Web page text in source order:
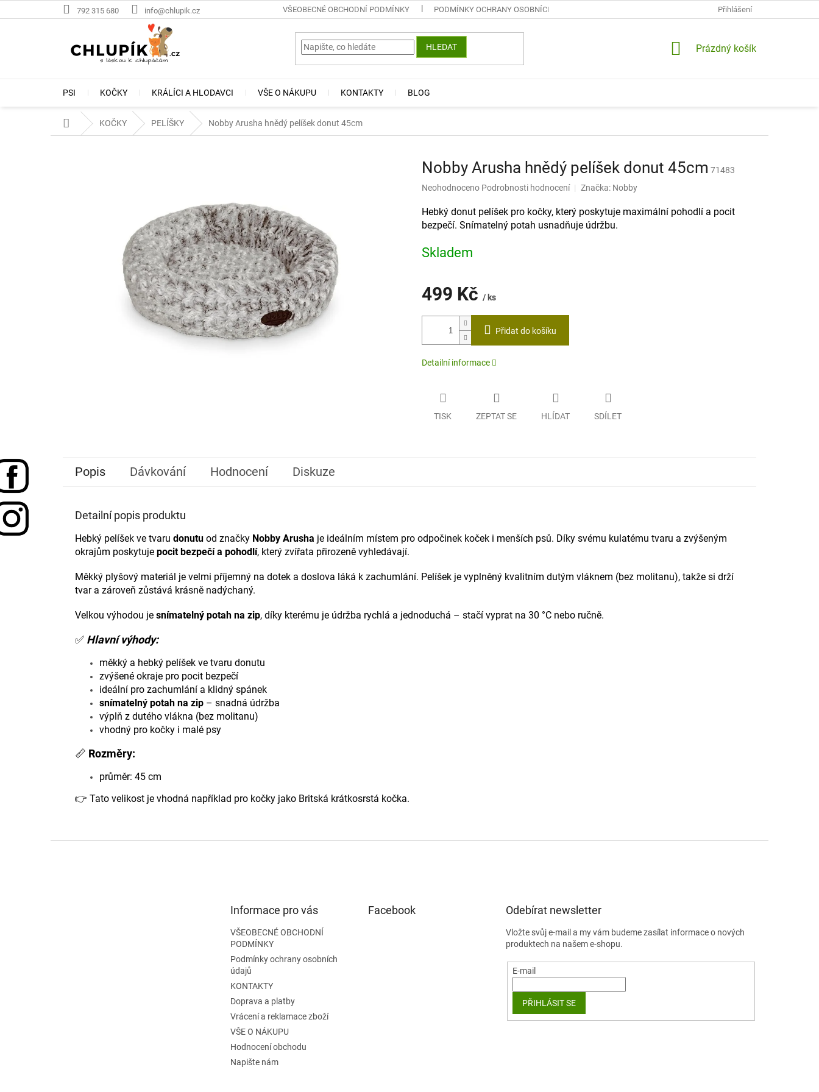
na
792 315 680 info@chlupik.cz VŠEOBECNÉ OBCHODNÍ PODMÍNKY PODMÍNKY OCHRANY OSOBNÍCH ÚDAJŮ DOPRAVA A PLATBY
Přihlášení
HLEDAT
NÁKUPNÍ
Prázdný košík
PSI KOČKY KRÁLÍCI A HLODAVCI VŠE O NÁKUPU KONTAKTY BLOG
Domů KOČKY PELÍŠKY Nobby Arusha hnědý pelíšek donut 45cm
Nobby Arusha hnědý pelíšek donut 45cm 71483
Průměrné
produktu
je
z
5
Neohodnoceno Podrobnosti hodnocení Značka: Nobby
Hebký donut pelíšek pro kočky, který poskytuje maximální pohodlí a pocit
bezpečí. Snímatelný potah usnadňuje údržbu.
Skladem
499 Kč / ks
Měrná
Přidat do košíku
Detailní informace
TISK ZEPTAT SE HLÍDAT SDÍLET
Popis Dávkování Hodnocení Diskuze
Detailní popis produktu
Hebký pelíšek ve tvaru donutu od značky Nobby Arusha je ideálním místem pro odpočinek koček i menších psů. Díky svému kulatému tvaru a zvýšeným
okrajům poskytuje pocit bezpečí a pohodlí, který zvířata přirozeně vyhledávají.
Měkký plyšový materiál je velmi příjemný na dotek a doslova láká k zachumlání. Pelíšek je vyplněný kvalitním dutým vláknem (bez molitanu), takže si drží
tvar a zároveň zůstává krásně nadýchaný.
Velkou výhodou je snímatelný potah na zip, díky kterému je údržba rychlá a jednoduchá – stačí vyprat na 30 °C nebo ručně.
✅ Hlavní výhody:
měkký a hebký pelíšek ve tvaru donutu
zvýšené okraje pro pocit bezpečí
ideální pro zachumlání a klidný spánek
snímatelný potah na zip – snadná údržba
výplň z dutého vlákna (bez molitanu)
vhodný pro kočky i malé psy
📏 Rozměry:
průměr: 45 cm
👉 Tato velikost je vhodná například pro kočky jako Britská krátkosrstá kočka.
Informace pro vás
VŠEOBECNÉ OBCHODNÍ
PODMÍNKY
Podmínky ochrany osobních
údajů
KONTAKTY
Doprava a platby
Vrácení a reklamace zboží
VŠE O NÁKUPU
Hodnocení obchodu
Napište nám
Facebook Odebírat newsletter
Vložte svůj e-mail a my vám budeme zasílat informace o nových
produktech na našem e-shopu.
E-mail
PŘIHLÁSIT SE